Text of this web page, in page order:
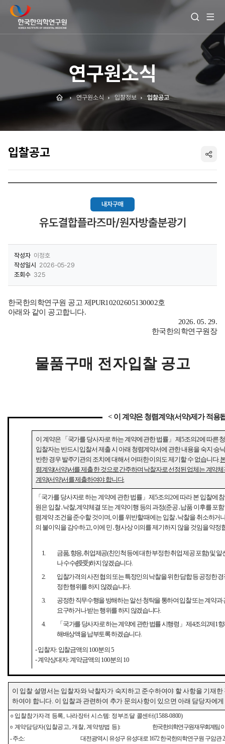
열
기
메
보
연구원소식
입찰공고
Home연구원소식 입찰정보 입찰공고
공
내자구매
유도결합플라즈마/원자방출분광기
작성자 이정호
작성일시
2026-05-29
조회수 325
한국한의학연구원 공고 제PUR10202605130002호
아래와 같이 공고합니다.
2026. 05. 29.
한국한의학연구원장
물품구매 전자입찰 공고
< 이 계약은 청렴계약(서약)제가 적용
이 계약은 「 국가를 당사자로 하는 계약에 관한 법률 」제 5조의2에 따른
입찰자는 반드시 입찰서 제출 시 아래 청렴계약서에 관한 내용을 숙지 ·승
반한 경우 발주기관의 조치에 대해서 어떠한 이의도 제기할 수 없습니다.
렴계약(서약)서를 제출 한 것으로 간주하며 낙찰자로 선정된 업체는 계약
계약(서약)서를 제출하여야 합니다.
「 국가를 당사자로 하는 계약에 관한 법률」제5조의2에 따라 본 입찰에
원은 입찰․낙찰,계약체결 또는 계약이행 등의 과정(준공․납품 이후를 포
렴계약 조건을 준수할 것이며,이를 위반할 때에는 입찰․낙찰을 취소하거
의 불이익을 감수하고,이에 민 ․형사상 이의를 제기하지 않을 것임을 약정
1. 금품,향응,취업제공(친인척 등에 대한 부정한 취업 제공 포함)및 알
나 수수(授受)하지 않겠습니다.
2.
입찰가격의 사전 협의 또는 특정인의 낙찰을 위한 담합 등 공정한
정한 행위를 하지 않겠습니다.
3.
공정한 직무수행을 방해하는 알선·청탁을 통하여 입찰 또는 계약과
요구하거나 받는 행위를 하지 않겠습니다.
4.
「 국가를 당사자로 하는 계약에 관한 법률 시행령 」 제 4조의2제 1항
해배상액을 납부토록 하겠습니다.
-입찰자: 입찰금액의 100분의 5
-계약상대자:계약금액의 100분의 10
이 입찰 설명서는 입찰자와 낙찰자가 숙지하고 준수하여야 할 사항을 기재
하여야 합니다. 이 입찰과 관련하여 추가 문의사항이 있으면 아래 담당자에
○ 입찰참가자격 등록, 나라장터 시스템: 정부조달 콜센터(1588-0800)
○ 계약담당자(입찰공고,개찰,계약방법 등):
한국한의학연구원 재무회계팀
-주소: 대전광역시 유성구 유성대로 1672한국한의학연구원 구암관